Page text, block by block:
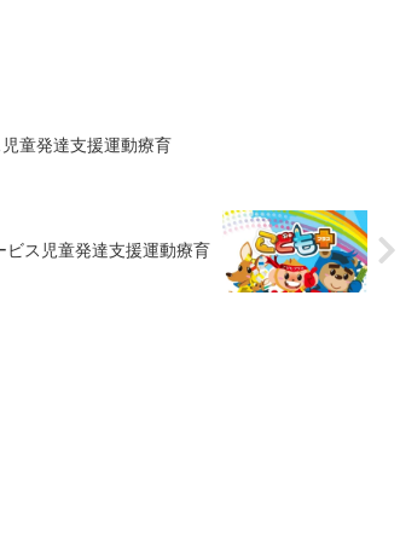
童発達支援運動療育
ス児童発達支援運動療育